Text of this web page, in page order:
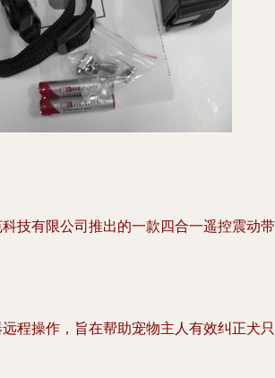
技有限公司推出的一款四合一遥控震动
程操作，旨在帮助宠物主人有效纠正犬